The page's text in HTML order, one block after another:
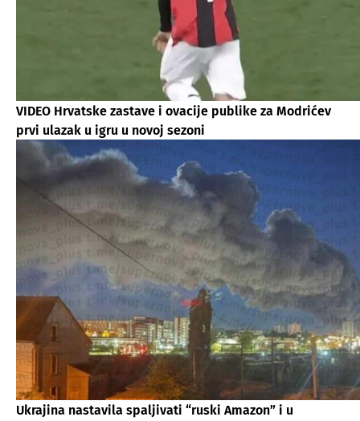
VIDEO Hrvatske zastave i ovacije publike za Modrićev
prvi ulazak u igru u novoj sezoni
Ukrajina nastavila spaljivati “ruski Amazon” i u